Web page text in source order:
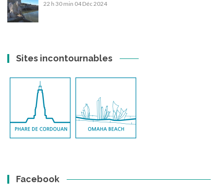
22 h 30 min 04 Déc 2024
Sites incontournables
Facebook